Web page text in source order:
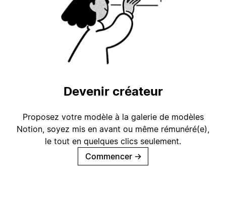
Devenir créateur
Proposez votre modèle à la galerie de modèles
Notion, soyez mis en avant ou même rémunéré(e),
le tout en quelques clics seulement.
Commencer →